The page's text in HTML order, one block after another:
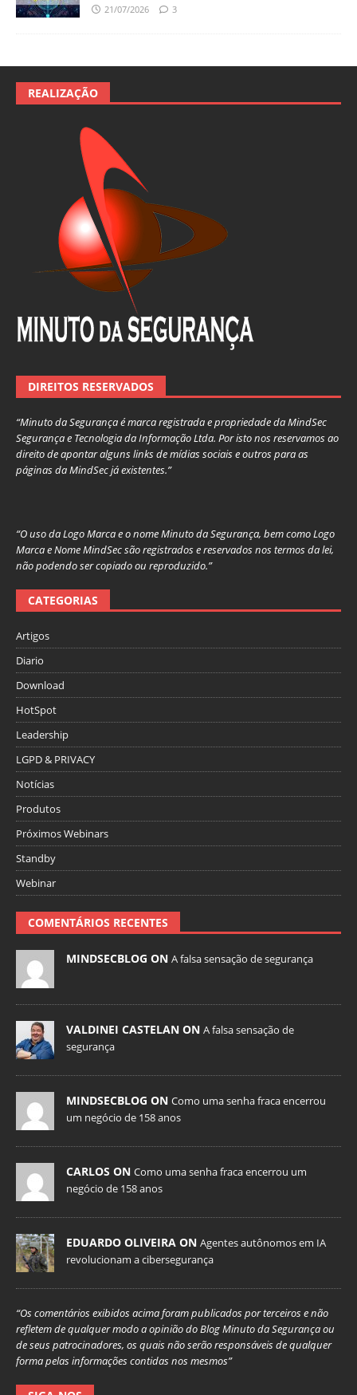
21/07/2026 3
REALIZAÇÃO
DIREITOS RESERVADOS
“Minuto da Segurança é marca registrada e propriedade da MindSec
Segurança e Tecnologia da Informação Ltda. Por isto nos reservamos ao
direito de apontar alguns links de mídias sociais e outros para as
páginas da MindSec já existentes.”
“O uso da Logo Marca e o nome Minuto da Segurança, bem como Logo
Marca e Nome MindSec são registrados e reservados nos termos da lei,
não podendo ser copiado ou reproduzido.”
CATEGORIAS
Artigos
Diario
Download
HotSpot
Leadership
LGPD & PRIVACY
Notícias
Produtos
Próximos Webinars
Standby
Webinar
COMENTÁRIOS RECENTES
MINDSECBLOG ON A falsa sensação de segurança
VALDINEI CASTELAN ON A falsa sensação de
segurança
MINDSECBLOG ON Como uma senha fraca encerrou
um negócio de 158 anos
CARLOS ON Como uma senha fraca encerrou um
negócio de 158 anos
EDUARDO OLIVEIRA ON Agentes autônomos em IA
revolucionam a cibersegurança
“Os comentários exibidos acima foram publicados por terceiros e não
refletem de qualquer modo a opinião do Blog Minuto da Segurança ou
de seus patrocinadores, os quais não serão responsáveis de qualquer
forma pelas informações contidas nos mesmos”